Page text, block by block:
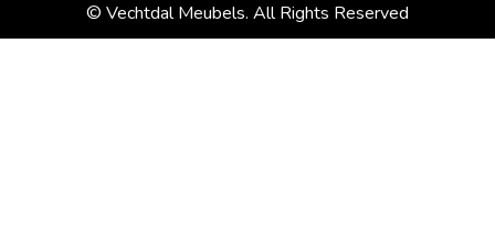
© Vechtdal Meubels. All Rights Reserved